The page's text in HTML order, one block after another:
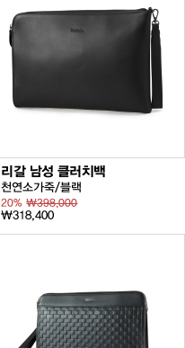
리갈 남성 클러치백
천연소가죽/블랙
20%₩398,000
₩318,400